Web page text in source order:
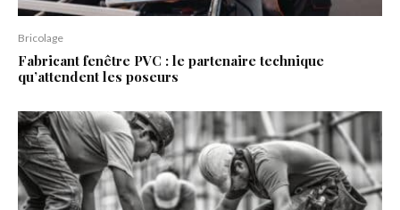
Bricolage
Fabricant fenêtre PVC : le partenaire technique
qu’attendent les poseurs